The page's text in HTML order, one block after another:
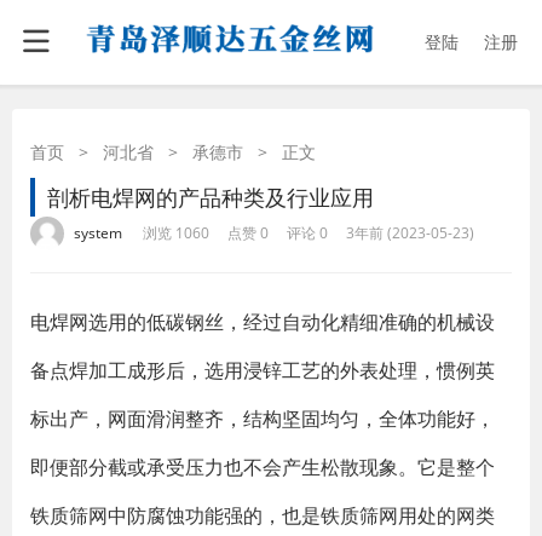
登陆 注册
首页 > 河北省 > 承德市 > 正文
剖析电焊网的产品种类及行业应用
system 浏览 1060 点赞 0 评论 0 3年前 (2023-05-23)
电焊网选用的低碳钢丝，经过自动化精细准确的机械设
备点焊加工成形后，选用浸锌工艺的外表处理，惯例英
标出产，网面滑润整齐，结构坚固均匀，全体功能好，
即便部分截或承受压力也不会产生松散现象。它是整个
铁质筛网中防腐蚀功能强的，也是铁质筛网用处的网类